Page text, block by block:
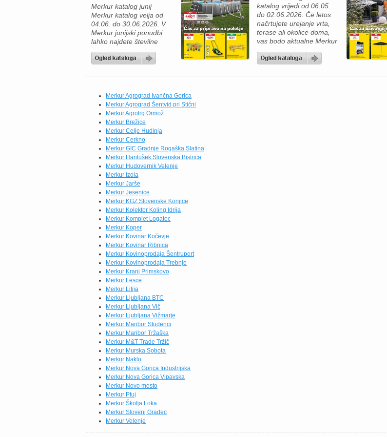
po ugodnih cenah. Ne […]
Total No Frost, WiFi
upravljanje, glasovno
upravljanje v slovenskem
[…]
Merkur katalog junij
Merkur katalog velja od
04.06. do 30.06.2026. V
Merkur junijski ponudbi
lahko najdete številne
izdelke za prijetno
preživljanje časa na vrtu,
načrtujete osvežitev
izbira bazen s kovinsko
konstrukcijo Intex Oval
Prism Frame dimenzij 503
x 274 x 122 cm, ki je na
[…]
katalog vrijedi od 06.05.
do 02.06.2026. Če letos
načrtujete urejanje vrta,
terase ali okolice doma,
vas bodo aktualne Merkur
zagotovo navdušile. V
številne izdelke za udobno
Merkur Agrograd Ivančna Gorica
Merkur Agrograd Šentvid pri Stični
Merkur Agrotrg Ormož
Merkur Brežice
Merkur Celje Hudinja
Merkur Cerkno
Merkur GIC Gradnje Rogaška Slatina
Merkur Hantušek Slovenska Bistrica
Merkur Hudovernik Velenje
Merkur Izola
Merkur Jarše
Merkur Jesenice
Merkur KGZ Slovenske Konjice
Merkur Kolektor Koling Idrija
Merkur Komplet Logatec
Merkur Koper
Merkur Kovinar Kočevje
Merkur Kovinar Ribnica
Merkur Kovinoprodaja Šentrupert
Merkur Kovinoprodaja Trebnje
Merkur Kranj Primskovo
Merkur Lesce
Merkur Litija
Merkur Ljubljana BTC
Merkur Ljubljana Vič
Merkur Ljubljana Vižmarje
Merkur Maribor Studenci
Merkur Maribor Tržaška
Merkur M&T Trade Tržič
Merkur Murska Sobota
Merkur Naklo
Merkur Nova Gorica Industrijska
Merkur Nova Gorica Vipavska
Merkur Novo mesto
Merkur Ptuj
Merkur Škofja Loka
Merkur Slovenj Gradec
Merkur Velenje